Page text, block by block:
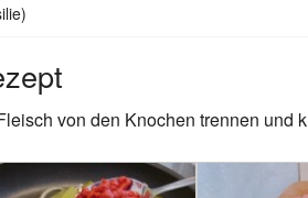
von den Knochen trennen und